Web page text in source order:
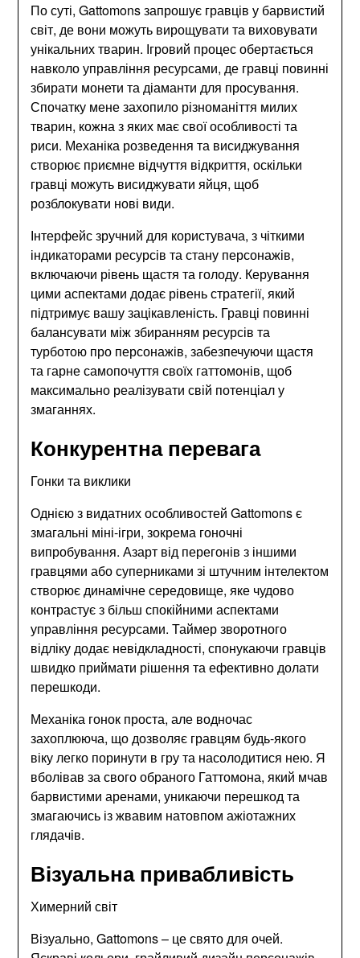
По суті, Gattomons запрошує гравців у барвистий
світ, де вони можуть вирощувати та виховувати
унікальних тварин. Ігровий процес обертається
навколо управління ресурсами, де гравці повинні
збирати монети та діаманти для просування.
Спочатку мене захопило різноманіття милих
тварин, кожна з яких має свої особливості та
риси. Механіка розведення та висиджування
створює приємне відчуття відкриття, оскільки
гравці можуть висиджувати яйця, щоб
розблокувати нові види.
Інтерфейс зручний для користувача, з чіткими
індикаторами ресурсів та стану персонажів,
включаючи рівень щастя та голоду. Керування
цими аспектами додає рівень стратегії, який
підтримує вашу зацікавленість. Гравці повинні
балансувати між збиранням ресурсів та
турботою про персонажів, забезпечуючи щастя
та гарне самопочуття своїх гаттомонів, щоб
максимально реалізувати свій потенціал у
змаганнях.
Конкурентна перевага
Гонки та виклики
Однією з видатних особливостей Gattomons є
змагальні міні-ігри, зокрема гоночні
випробування. Азарт від перегонів з іншими
гравцями або суперниками зі штучним інтелектом
створює динамічне середовище, яке чудово
контрастує з більш спокійними аспектами
управління ресурсами. Таймер зворотного
відліку додає невідкладності, спонукаючи гравців
швидко приймати рішення та ефективно долати
перешкоди.
Механіка гонок проста, але водночас
захоплююча, що дозволяє гравцям будь-якого
віку легко поринути в гру та насолодитися нею. Я
вболівав за свого обраного Гаттомона, який мчав
барвистими аренами, уникаючи перешкод та
змагаючись із жвавим натовпом ажіотажних
глядачів.
Візуальна привабливість
Химерний світ
Візуально, Gattomons – це свято для очей.